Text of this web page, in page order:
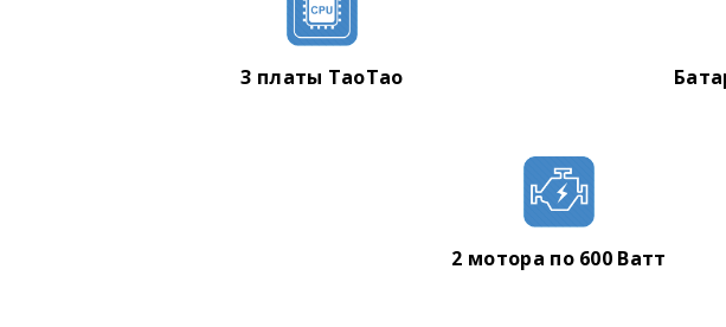
3 платы TaoTao
2 мотора по 600 Ватт